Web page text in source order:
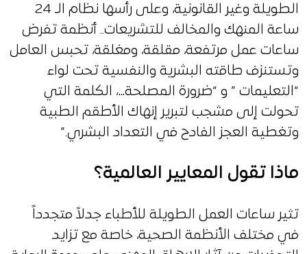
الطويلة وغير القانونية، وعلى رأسها نظام الـ 24
ساعة المنهك والمخالف للتشريعات.. أنظمة تفرض
ساعات عمل مرتفعة، مقلقة، ومغلقة، تحبس العامل
وتستنزف طاقته البشرية والنفسية تحت لواء
“التعليمات ” و “ضرورة المصلحة…، الكلمة التي
تحولت إلى مشجب لتبرير إنهاك الأطقم الطبية
وتغطية العجز الفادح في التعداد البشري.”
ماذا تقول المعايير العالمية؟
تثير ساعات العمل الطويلة للأطباء جدلاً متجدداً
في مختلف الأنظمة الصحية، خاصة مع تزايد